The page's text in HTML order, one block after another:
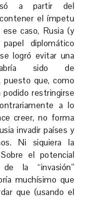
a partir del
el ímpetu
caso, Rusia (y
diplomático
logró evitar una
sido de
puesto que, como
podido restringirse
a lo
creer, no forma
invadir países y
Ni siquiera la
el potencial
la “invasión”
muchísimo que
que (usando el